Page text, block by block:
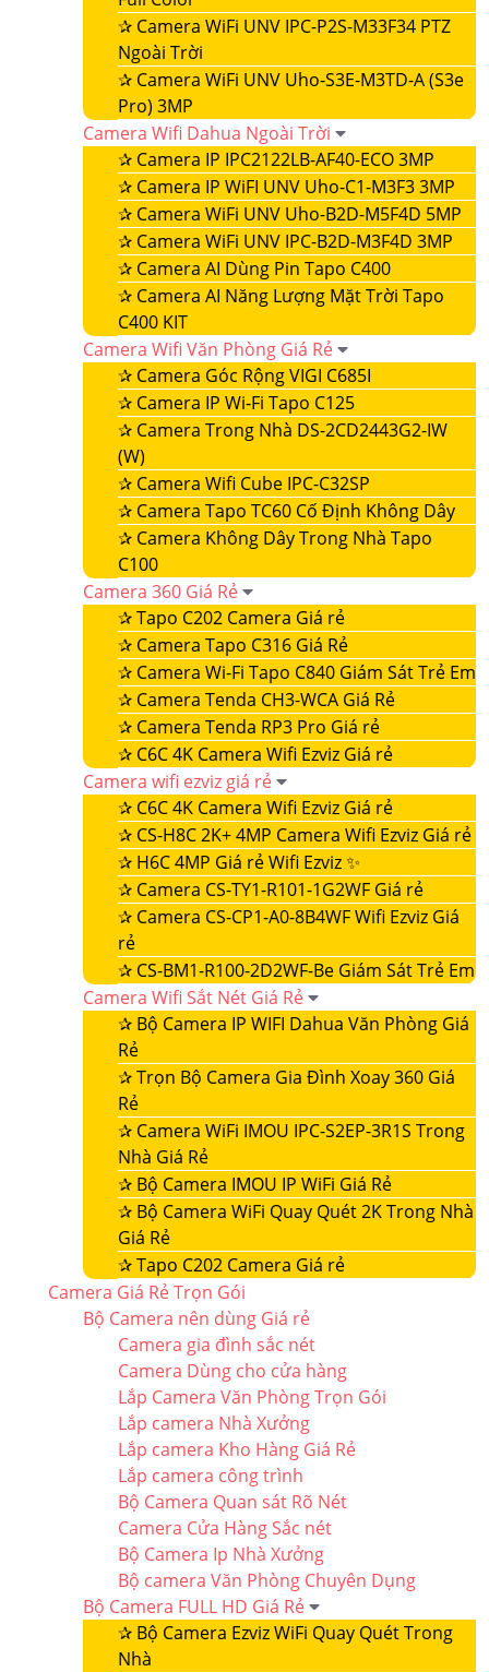
✰ Camera WiFi UNV IPC-P2S-M33F34 PTZ
Ngoài Trời
✰ Camera WiFi UNV Uho-S3E-M3TD-A (S3e
Pro) 3MP
Camera Wifi Dahua Ngoài Trời
✰ Camera IP IPC2122LB-AF40-ECO 3MP
✰ Camera IP WiFI UNV Uho-C1-M3F3 3MP
✰ Camera WiFi UNV Uho-B2D-M5F4D 5MP
✰ Camera WiFi UNV IPC-B2D-M3F4D 3MP
✰ Camera AI Dùng Pin Tapo C400
✰ Camera AI Năng Lượng Mặt Trời Tapo
C400 KIT
Camera Wifi Văn Phòng Giá Rẻ
✰ Camera Góc Rộng VIGI C685I
✰ Camera IP Wi-Fi Tapo C125
✰ Camera Trong Nhà DS-2CD2443G2-IW
(W)
✰ Camera Wifi Cube IPC-C32SP
✰ Camera Tapo TC60 Cố Định Không Dây
✰ Camera Không Dây Trong Nhà Tapo
C100
Camera 360 Giá Rẻ
✰Tapo C202 Camera Giá rẻ
✰ Camera Tapo C316 Giá Rẻ
✰ Camera Wi-Fi Tapo C840 Giám Sát Trẻ Em
✰ Camera Tenda CH3-WCA Giá Rẻ
✰ Camera Tenda RP3 Pro Giá rẻ
✰ C6C 4K Camera Wifi Ezviz Giá rẻ
Camera wifi ezviz giá rẻ
✰ C6C 4K Camera Wifi Ezviz Giá rẻ
✰ CS-H8C 2K+ 4MP Camera Wifi Ezviz Giá rẻ
✰ H6C 4MP Giá rẻ Wifi Ezviz ✨
✰ Camera CS-TY1-R101-1G2WF Giá rẻ
✰ Camera CS-CP1-A0-8B4WF Wifi Ezviz Giá
rẻ
✰ CS-BM1-R100-2D2WF-Be Giám Sát Trẻ Em
Camera Wifi Sắt Nét Giá Rẻ
✰ Bộ Camera IP WIFI Dahua Văn Phòng Giá
Rẻ
✰Trọn Bộ Camera Gia Đình Xoay 360 Giá
Rẻ
✰ Camera WiFi IMOU IPC-S2EP-3R1S Trong
Nhà Giá Rẻ
✰ Bộ Camera IMOU IP WiFi Giá Rẻ
✰ Bộ Camera WiFi Quay Quét 2K Trong Nhà
Giá Rẻ
✰Tapo C202 Camera Giá rẻ
Camera Giá Rẻ Trọn Gói
Bộ Camera nên dùng Giá rẻ
Camera gia đình sắc nét
Camera Dùng cho cửa hàng
Lắp Camera Văn Phòng Trọn Gói
Lắp camera Nhà Xưởng
Lắp camera Kho Hàng Giá Rẻ
Lắp camera công trình
Bộ Camera Quan sát Rõ Nét
Camera Cửa Hàng Sắc nét
Bộ Camera Ip Nhà Xưởng
Bộ camera Văn Phòng Chuyên Dụng
Bộ Camera FULL HD Giá Rẻ
✰ Bộ Camera Ezviz WiFi Quay Quét Trong
Nhà